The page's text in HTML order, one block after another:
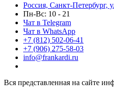
Россия, Санкт-Петербург,
Пн-Вс: 10 - 21
Чат в Telegram
Чат в WhatsApp
+7 (812) 502-06-41
+7 (906) 275-58-03
info@frankardi.ru
Вся представленная на сайте